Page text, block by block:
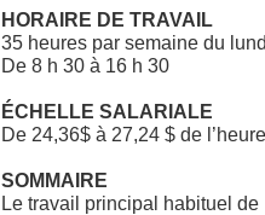
HORAIRE DE TRAVAIL
35 heures par semaine du
De 8 h 30 à 16 h 30
ÉCHELLE SALARIALE
De 24,36$ à 27,24 $ de l’heure
SOMMAIRE
Le travail principal habituel